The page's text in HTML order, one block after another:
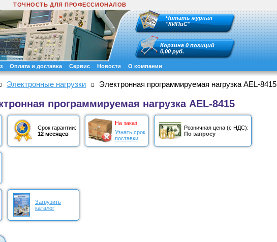
ТОЧНОСТЬ ДЛЯ ПРОФЕССИОНАЛОВ
Читать журнал
"КИПиС"
Корзина 0 позиций
0,00 руб.
Оплата и доставка Сервис Новости О компании
Электронные нагрузки Электронная программируемая нагрузка AEL-8415
программируемая нагрузка AEL-8415
Срок гарантии:
12 месяцев
На заказ
Узнать срок
поставки
Розничная цена (с НДС):
По запросу
Загрузить
каталог